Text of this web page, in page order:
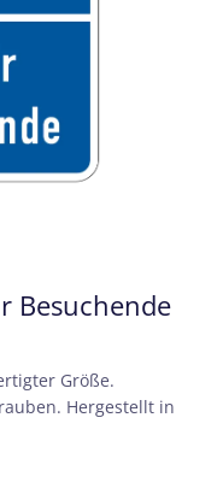
Besuchende
Größe.
Hergestellt in